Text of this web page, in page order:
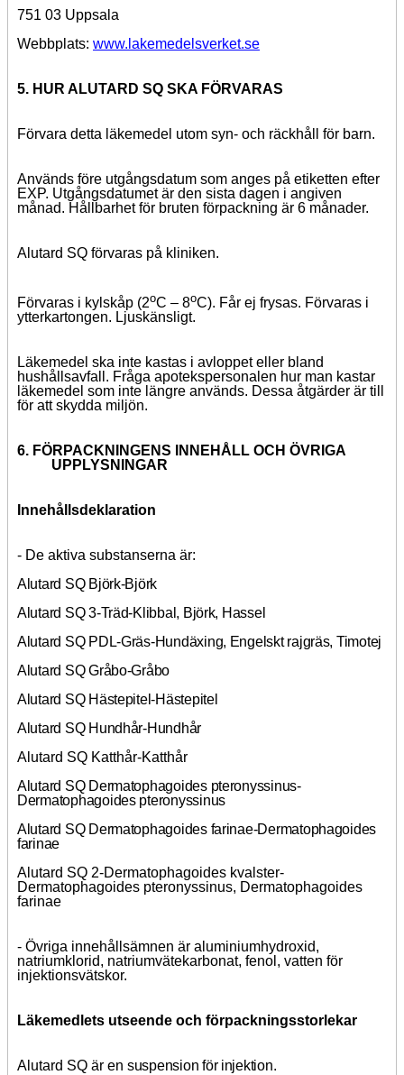
751 03 Uppsala
Webbplats: www.lakemedelsverket.se
5. HUR ALUTARD SQ SKA FÖRVARAS
Förvara detta läkemedel utom syn- och räckhåll för barn.
Används före utgångsdatum som anges på etiketten efter
EXP. Utgångsdatumet är den sista dagen i angiven
månad. Hållbarhet för bruten förpackning är 6 månader.
Alutard SQ förvaras på kliniken.
Förvaras i kylskåp (2oC – 8oC). Får ej frysas. Förvaras i
ytterkartongen. Ljuskänsligt.
Läkemedel ska inte kastas i avloppet eller bland
hushållsavfall. Fråga apotekspersonalen hur man kastar
läkemedel som inte längre används. Dessa åtgärder är till
för att skydda miljön.
6. FÖRPACKNINGENS INNEHÅLL OCH ÖVRIGA
UPPLYSNINGAR
Innehållsdeklaration
- De aktiva substanserna är:
Alutard SQ Björk-Björk
Alutard SQ 3-Träd-Klibbal, Björk, Hassel
Alutard SQ PDL-Gräs-Hundäxing, Engelskt rajgräs, Timotej
Alutard SQ Gråbo-Gråbo
Alutard SQ Hästepitel-Hästepitel
Alutard SQ Hundhår-Hundhår
Alutard SQ Katthår-Katthår
Alutard SQ Dermatophagoides pteronyssinus-
Dermatophagoides pteronyssinus
Alutard SQ Dermatophagoides farinae-Dermatophagoides
farinae
Alutard SQ 2-Dermatophagoides kvalster-
Dermatophagoides pteronyssinus, Dermatophagoides
farinae
- Övriga innehållsämnen är aluminiumhydroxid,
natriumklorid, natriumvätekarbonat, fenol, vatten för
injektionsvätskor.
Läkemedlets utseende och förpackningsstorlekar
Alutard SQ är en suspension för injektion.